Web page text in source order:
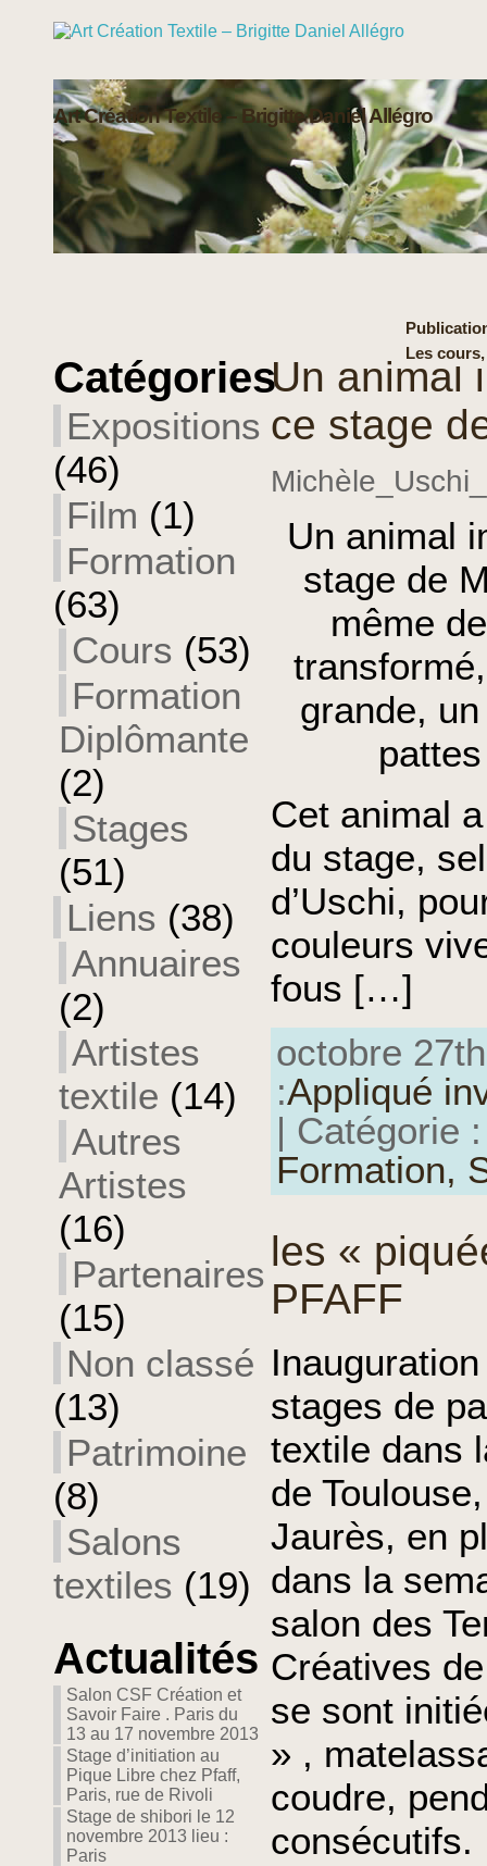
Art Création Textile – Brigitte Daniel Allégro
Les
Catégories
Expositions
(46)
Film (1)
Formation
(63)
Cours (53)
Formation
Diplômante
(2)
Stages
(51)
Liens (38)
Annuaires
(2)
Artistes
textile (14)
Autres
Artistes
(16)
Partenaires
(15)
Non classé
(13)
Patrimoine
(8)
Salons
textiles (19)
Actualités
Salon CSF Création et
Savoir Faire . Paris du
13 au 17 novembre 2013
Stage d’initiation au
Pique Libre chez Pfaff,
Paris, rue de Rivoli
Stage de shibori le 12
novembre 2013 lieu :
Paris
Un animal
ce stage
Un animal
stage de
même
grande,
Cet animal
du stage,
d’Uschi,
couleurs
fous […]
octobre
:Appliqué
| Catégorie
Formation,
les «
PFAFF
stages de
textile dans
de
Jaurès, en
dans la
salon des
Créatives
se sont
» ,
coudre,
consécutifs.